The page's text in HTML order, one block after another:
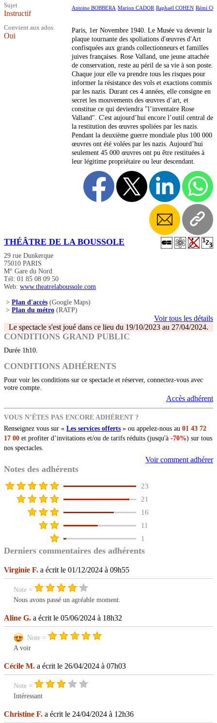
Sujet
Instructif
Convient aux ados
Oui
Antoine BOBBERA Marion CADOR Raphaël COHEN Rémi
Paris, 1er Novembre 1940. Le Musée va devenir la
plaque tournante des spoliations d'œuvres d'Art
confisquées aux grands collectionneurs et familles
juives françaises. Rose Valland, une jeune attachée
de conservation, reste au péril de sa vie à son poste.
Chaque jour elle va prendre tous les risques pour
informer la résistance des vols et exactions commis
par les nazis. Durant ces 4 années, elle consigne en
secret les mouvements des œuvres d’art, et
constitue ce qui deviendra "l’inventaire Rose
Valland". C'est aujourd’hui encore l’outil central de
la restitution des œuvres spoliées par les nazis.
Pendant la deuxième guerre mondiale plus 100 000
œuvres ont été volées par les nazis. Aujourd’hui
seulement 45 000 œuvres ont pu être restituées à
leur légitime propriétaire ou leur descendant.
THÉÂTRE DE LA BOUSSOLE
29 rue Dunkerque
75010 PARIS
M° Gare du Nord
Tél: 01 85 08 09 50
Web: www.theatrelaboussole.com
> Plan d'accès (Google Maps)
> Plan du métro (RATP)
Voir tous les détails
Le spectacle s'est joué dans ce lieu du 19/10/2023 au 27/04/2024.
CONDITIONS GRAND PUBLIC
Durée 1h10.
CONDITIONS ADHÉRENTS
Pour voir les conditions sur ce spectacle et réserver, connectez-vous avec
votre compte.
Accès adhérent
VOUS N’ÊTES PAS ENCORE ADHÉRENT ?
Renseignez vous sur « Les services offerts » ou appelez-nous au 01 43 72
17 00 et profiter d’invitations et/ou de tarifs réduits (jusqu'à -70%) sur tous
nos spectacles.
Voir comment adhérer
Notes des adhérents
23
21
16
11
1
Derniers commentaires des adhérents
Virginie F. a écrit le 01/12/2024 à 09h55
Note =
Nous avons passé un agréable moment.
Aline G. a écrit le 05/06/2024 à 18h32
Note =
A voir
Cécile M. a écrit le 26/04/2024 à 07h03
Note =
Intéressant
Christine F. a écrit le 24/04/2024 à 12h36